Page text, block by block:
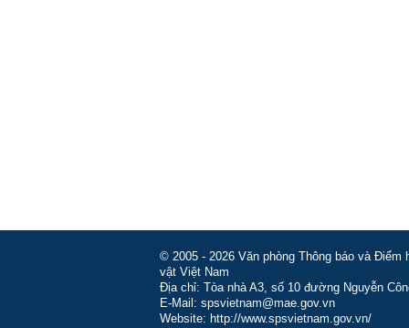
© 2005 - 2026 Văn phòng Thông báo và
vật Việt Nam
Địa chỉ: Tòa nhà A3, số 10 đường Nguyễn
E-Mail: spsvietnam@mae.gov.vn
Website: http://www.spsvietnam.gov.vn/